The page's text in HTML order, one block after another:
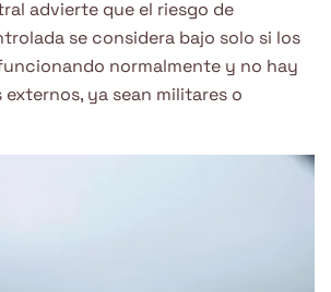
advierte que el riesgo de
se considera bajo solo si los
normalmente y no hay
ya sean militares o